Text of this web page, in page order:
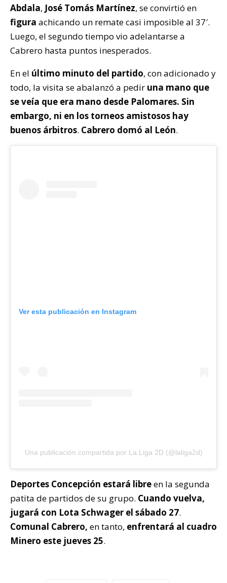
Abdala, José Tomás Martínez, se convirtió en
figura achicando un remate casi imposible al 37′.
Luego, el segundo tiempo vio adelantarse a
Cabrero hasta puntos inesperados.
En el último minuto del partido, con adicionado y
todo, la visita se abalanzó a pedir una mano que
se veía que era mano desde Palomares. Sin
embargo, ni en los torneos amistosos hay
buenos árbitros. Cabrero domó al León.
Ver esta publicación en Instagram
Una publicación compartida por La Liga 2D (@laliga2d)
Deportes Concepción estará libreen la segunda
patita de partidos de su grupo. Cuando vuelva,
jugará con Lota Schwager el sábado 27.
Comunal Cabrero, en tanto, enfrentará al cuadro
Minero este jueves 25.